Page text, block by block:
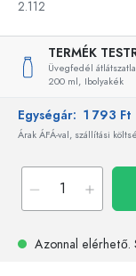
2.112
TERMÉK
Üvegfedél
200 ml, Ibolyakék
Egységár: 1 793 Ft
Árak ÁFÁ-val, szállítási
Azonnal elérhető.